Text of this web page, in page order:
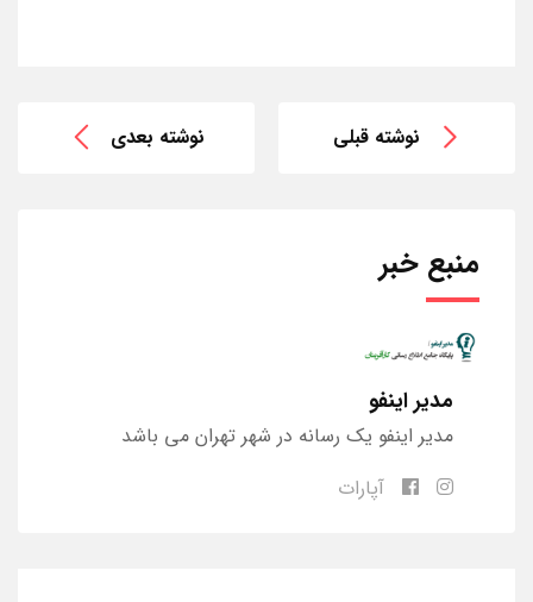
نوشته قبلی نوشته بعدی
منبع خبر
مدیر اینفو
مدیر اینفو یک رسانه در شهر تهران می باشد
آپارات